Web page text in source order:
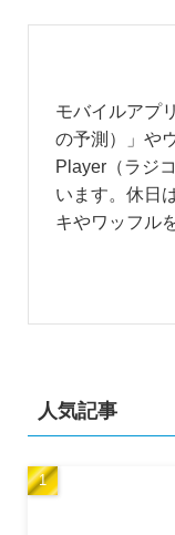
モバイルアプ
の予測）」や
Player（ラジ
います。休日
キやワッフル
人気記事